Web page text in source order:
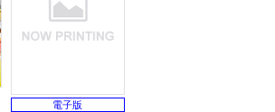
電子版